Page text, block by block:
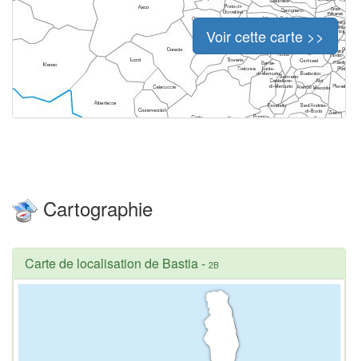
Voir cette carte >>
Cartographie
Carte de localisation de Bastia- 2B